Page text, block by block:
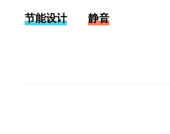
节能设计 静音